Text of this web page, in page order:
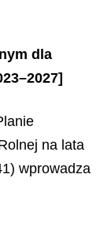
dla
na lata
wprowadza